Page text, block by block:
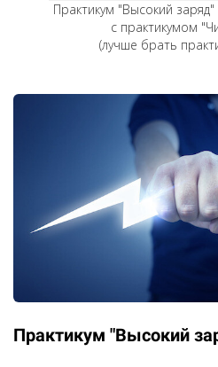
Практикум "Высокий
с практикумом
(лучше брать
Практикум "Высокий